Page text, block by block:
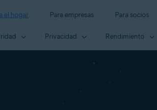
el hogar Para empresas Para socios
Privacidad Rendimiento